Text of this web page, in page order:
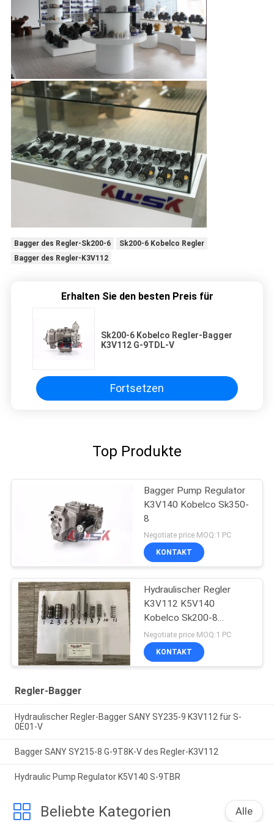
Bagger des Regler-Sk200-6
Sk200-6 Kobelco Regler
Bagger des Regler-K3V112
Erhalten Sie den besten Preis für
Sk200-6 Kobelco Regler-Bagger
K3V112 G-9TDL-V
Fortsetzen
Top Produkte
Bagger Pump Regulator
K3V140 Kobelco Sk350-
8
Negotiate price MOQ:1 PC
KONTAKT
Hydraulischer Regler
K3V112 K5V140
Kobelco Sk200-8
SK350-8
Negotiate price MOQ:1 PC
KONTAKT
Regler-Bagger
Hydraulischer Regler-Bagger SANY SY235-9 K3V112 für S-
0E01-V
Bagger SANY SY215-8 G-9T8K-V des Regler-K3V112
Hydraulic Pump Regulator K5V140 S-9TBR
Beliebte Kategorien Alle